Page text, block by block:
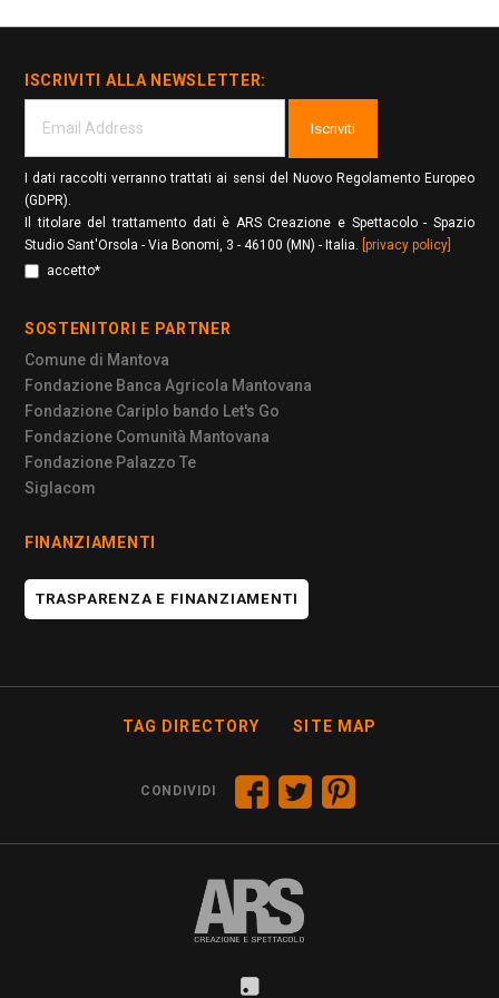
ISCRIVITI ALLA NEWSLETTER:
Iscriviti
I dati raccolti verranno trattati ai sensi del Nuovo Regolamento Europeo
(GDPR).
Il titolare del trattamento dati è ARS Creazione e Spettacolo - Spazio
Studio Sant'Orsola - Via Bonomi, 3 - 46100 (MN) - Italia.
[privacy policy]
accetto*
SOSTENITORI E PARTNER
Comune di Mantova
Fondazione Banca Agricola Mantovana
Fondazione Cariplo bando Let's Go
Fondazione Comunità Mantovana
Fondazione Palazzo Te
Siglacom
FINANZIAMENTI
TRASPARENZA E FINANZIAMENTI
TAG DIRECTORY SITE MAP
CONDIVIDI